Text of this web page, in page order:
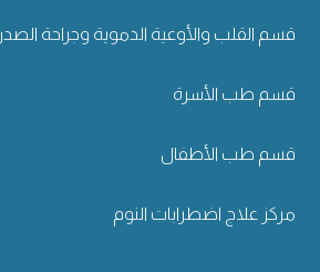
قسم القلب والأوعية الدموية وجراحة الصدر
قسم طب الأسرة
قسم طب الأطفال
مركز علاج اضطرابات النوم